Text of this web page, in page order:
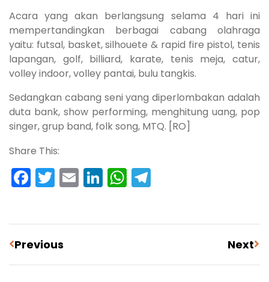
Acara yang akan berlangsung selama 4 hari ini
mempertandingkan berbagai cabang olahraga
yaitu: futsal, basket, silhouete & rapid fire pistol, tenis
lapangan, golf, billiard, karate, tenis meja, catur,
volley indoor, volley pantai, bulu tangkis.
Sedangkan cabang seni yang diperlombakan adalah
duta bank, show performing, menghitung uang, pop
singer, grup band, folk song, MTQ. [RO]
Share This:
Facebook
Twitter
EmailLinkedIn
WhatsApp
Previous Next